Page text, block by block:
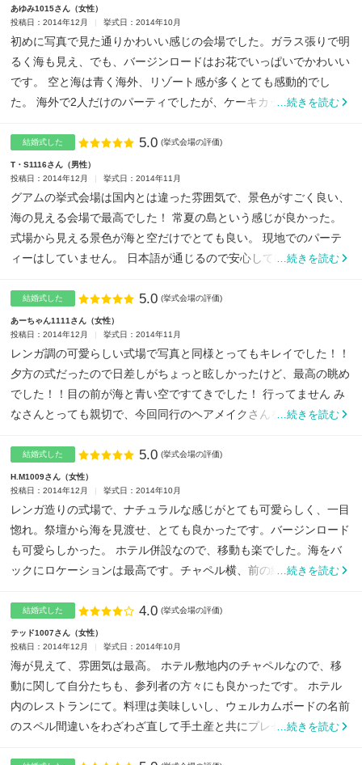
あゆみ1015さん
女性
投稿日：2014年12月
挙式日：2014年10月
初めに写真で見た通りかわいい感じの会場でした。ガラス張りで明
るく海も見え、でも、バージンロードはお花でいっぱいでかわいい
です。 空と海は青く海外、リゾート感が多くとても感動的でし
た。 海外で2人だけのパーティでしたが、ケーキカットも憧れだ
…続きを読む
結婚式した 点数
5.0 (挙式会場の評価)
T・S1116さん
男性
投稿日：2014年12月
挙式日：2014年11月
グアムの挙式会場は国内とは違った雰囲気で、景色がすごく良い、
海の見える会場で最高でした！ 常夏の島という感じが良かった。
式場から見える景色が海と空だけでとても良い。 現地でのパーテ
ィーはしていません。 日本語が通じるので安心して出来ました。...
…続きを読む
結婚式した 点数
5.0 (挙式会場の評価)
あーちゃん1111さん
女性
投稿日：2014年12月
挙式日：2014年11月
レンガ調の可愛らしい式場で写真と同様とってもキレイでした！！
夕方の式だったので日差しがちょっと眩しかったけど、最高の眺め
でした！！目の前が海と青い空ですてきでした！ 行ってません み
なさんとっても親切で、今回同行のヘアメイクさんをつけなか...
…続きを読む
結婚式した 点数
5.0 (挙式会場の評価)
H.M1009さん
女性
投稿日：2014年12月
挙式日：2014年10月
レンガ造りの式場で、ナチュラルな感じがとても可愛らしく、一目
惚れ。祭壇から海を見渡せ、とても良かったです。バージンロード
も可愛らしかった。 ホテル併設なので、移動も楽でした。海をバ
ックにロケーションは最高です。チャペル横、前の緑もとてもキ
…続きを読む
結婚式した 点数
4.0 (挙式会場の評価)
テッド1007さん
女性
投稿日：2014年12月
挙式日：2014年10月
海が見えて、雰囲気は最高。 ホテル敷地内のチャペルなので、移
動に関して自分たちも、参列者の方々にも良かったです。 ホテル
内のレストランにて。料理は美味しいし、ウェルカムボードの名前
のスペル間違いをわざわざ直して手土産と共にプレゼントしてい
…続きを読む